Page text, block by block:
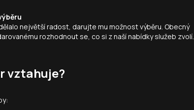
největší radost, darujte mu možnost výběru. Obecný
rozhodnout se, co si z naší nabídky služeb zvolí.
vztahuje?